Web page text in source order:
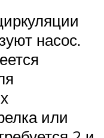
насос.
или